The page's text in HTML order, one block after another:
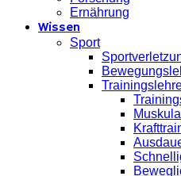
Ernährung
Wissen
Sport